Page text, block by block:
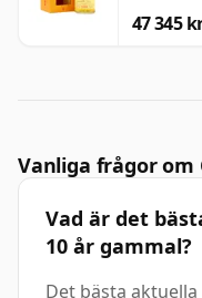
47 345
Vanliga frågor om
Vad är det
10 år gammal?
Det bästa